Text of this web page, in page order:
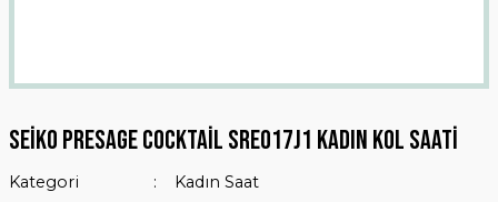
Seiko Presage Cocktail SRE017J1 Kadın Kol Saati
Kategori
Kadın Saat